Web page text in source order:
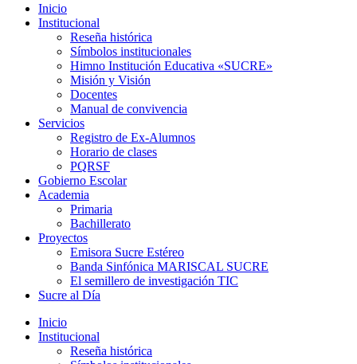
Inicio
Institucional
Reseña histórica
Símbolos institucionales
Himno Institución Educativa «SUCRE»
Misión y Visión
Docentes
Manual de convivencia
Servicios
Registro de Ex-Alumnos
Horario de clases
PQRSF
Gobierno Escolar
Academia
Primaria
Bachillerato
Proyectos
Emisora Sucre Estéreo
Banda Sinfónica MARISCAL SUCRE
El semillero de investigación TIC
Sucre al Día
Inicio
Institucional
Reseña histórica